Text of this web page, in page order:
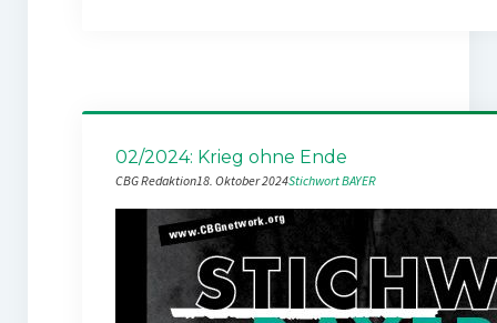
02/2024: Krieg ohne Ende
CBG Redaktion18. Oktober 2024Stichwort BAYER